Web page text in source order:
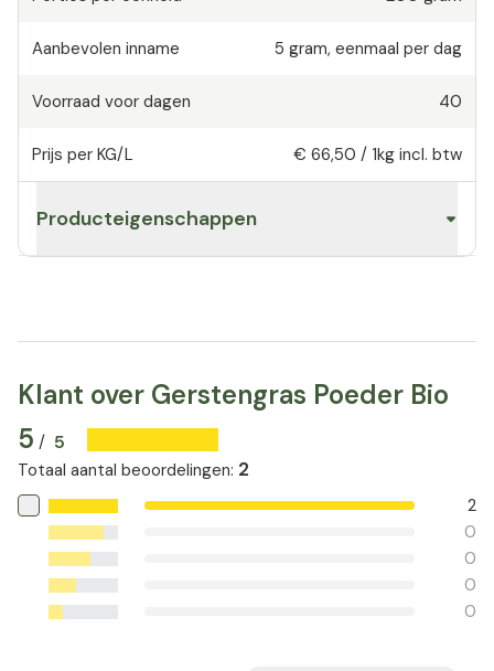
Aanbevolen inname 5 gram, eenmaal per dag
Voorraad voor dagen 40
Prijs per KG/L € 66,50 / 1kg incl. btw
Producteigenschappen
Klant over Gerstengras Poeder Bio
5 / 5
Totaal aantal beoordelingen: 2
2
0
0
0
0